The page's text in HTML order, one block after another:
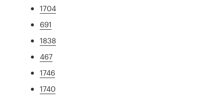
1704
691
1838
467
1746
1740